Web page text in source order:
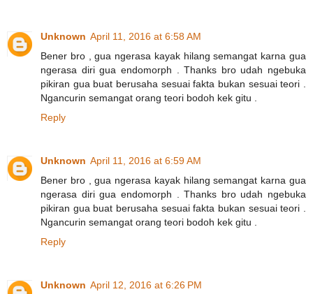
Unknown April 11, 2016 at 6:58 AM
Bener bro , gua ngerasa kayak hilang semangat karna gua
ngerasa diri gua endomorph . Thanks bro udah ngebuka
pikiran gua buat berusaha sesuai fakta bukan sesuai teori .
Ngancurin semangat orang teori bodoh kek gitu .
Reply
Unknown April 11, 2016 at 6:59 AM
Bener bro , gua ngerasa kayak hilang semangat karna gua
ngerasa diri gua endomorph . Thanks bro udah ngebuka
pikiran gua buat berusaha sesuai fakta bukan sesuai teori .
Ngancurin semangat orang teori bodoh kek gitu .
Reply
Unknown April 12, 2016 at 6:26 PM